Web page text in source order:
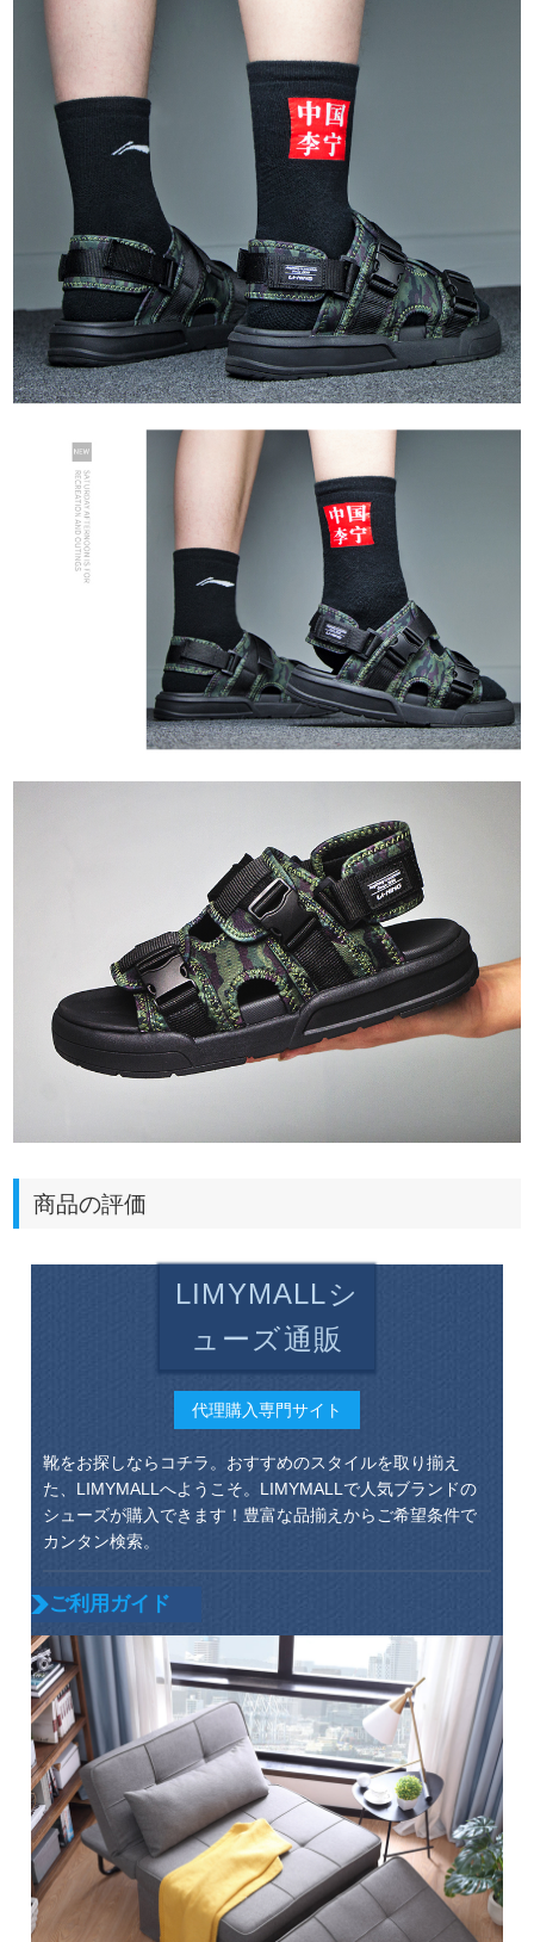
商品の評価
LIMYMALLシ
ューズ通販
代理購入専門サイト
靴をお探しならコチラ。おすすめのスタイルを取り揃え
た、LIMYMALLへようこそ。LIMYMALLで人気ブランドの
シューズが購入できます！豊富な品揃えからご希望条件で
カンタン検索。
ご利用ガイド